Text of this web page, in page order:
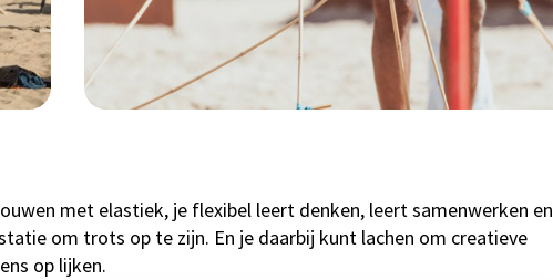
met elastiek, je flexibel leert denken, leert samenwerken en
om trots op te zijn. En je daarbij kunt lachen om creatieve
op lijken.